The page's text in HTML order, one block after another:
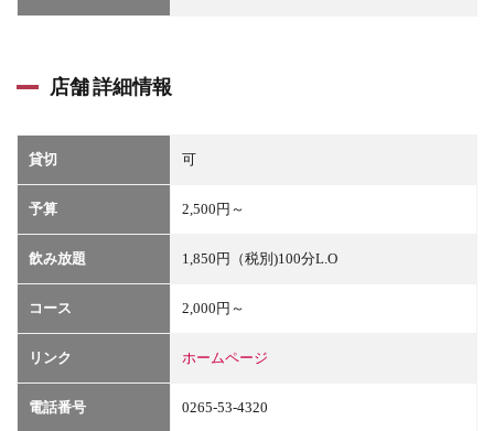
店舗 詳細情報
貸切 可
予算 2,500円～
飲み放題 1,850円（税別)100分L.O
コース 2,000円～
リンク ホームページ
電話番号 0265-53-4320